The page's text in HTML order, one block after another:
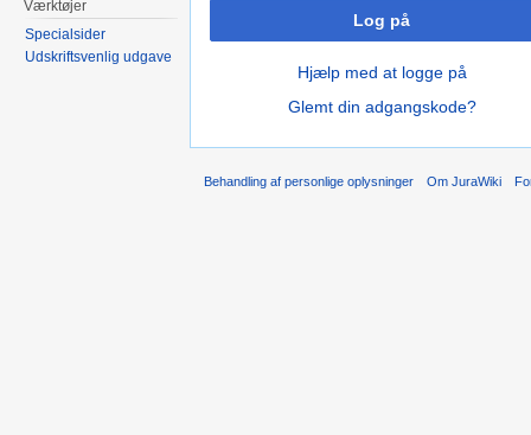
Log på
Hjælp med at logge på
Glemt din adgangskode?
Værktøjer
Specialsider
Udskriftsvenlig udgave
Behandling af personlige oplysninger Om JuraWiki